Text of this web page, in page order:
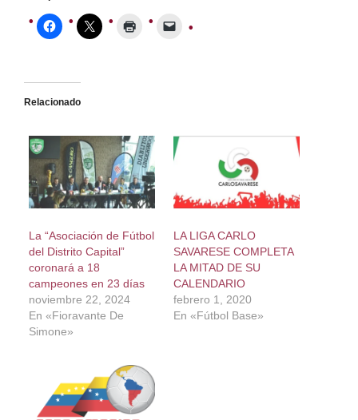
Relacionado
La “Asociación de Fútbol
del Distrito Capital”
coronará a 18
campeones en 23 días
noviembre 22, 2024
En «Fioravante De
Simone»
LA LIGA CARLO
SAVARESE COMPLETA
LA MITAD DE SU
CALENDARIO
febrero 1, 2020
En «Fútbol Base»